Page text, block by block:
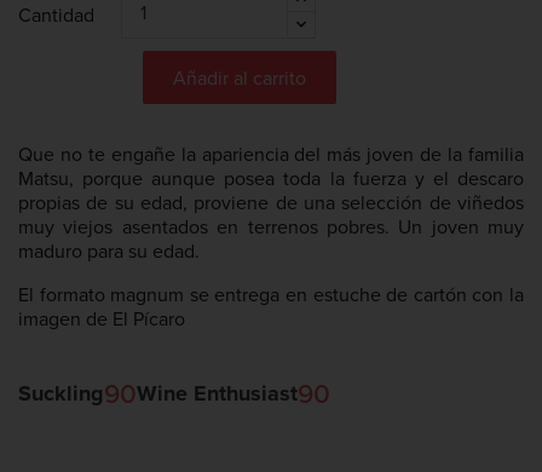
Que no te engañe la apariencia del más joven de la familia
Matsu, porque aunque posea toda la fuerza y el descaro
propias de su edad, proviene de una selección de viñedos
muy viejos asentados en terrenos pobres. Un joven muy
maduro para su edad.
El formato magnum se entrega en estuche de cartón con la
imagen de El Pícaro
Suckling90Wine Enthusiast90
Cantidad
Añadir al carrito